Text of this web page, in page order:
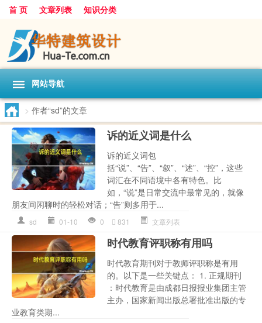
首 页 文章列表 知识分类
网站导航
> 作者“sd”的文章
诉的近义词是什么
诉的近义词包
括“说”、“告”、“叙”、“述”、“控”，这些
词汇在不同语境中各有特色。比
如，“说”是日常交流中最常见的，就像
朋友间闲聊时的轻松对话；“告”则多用于...
sd 01-10 0 831 文章列表
时代教育评职称有用吗
时代教育期刊对于教师评职称是有用
的。以下是一些关键点： 1. 正规期刊
：时代教育是由成都日报报业集团主管
主办，国家新闻出版总署批准出版的专
业教育类期...